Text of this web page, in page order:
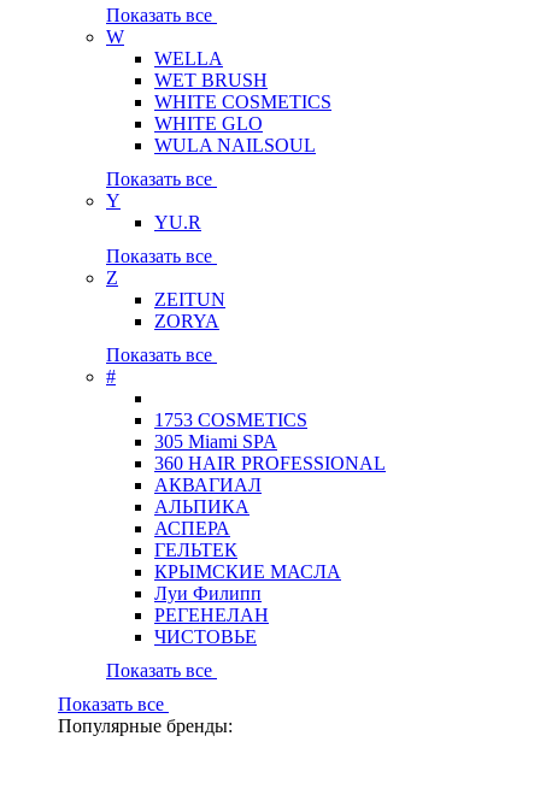
Показать все
W
WELLA
WET BRUSH
WHITE COSMETICS
WHITE GLO
WULA NAILSOUL
Показать все
Y
YU.R
Показать все
Z
ZEITUN
ZORYA
Показать все
#
1753 COSMETICS
305 Miami SPA
360 HAIR PROFESSIONAL
АКВАГИАЛ
АЛЬПИКА
АСПЕРА
ГЕЛЬТЕК
КРЫМСКИЕ МАСЛА
Луи Филипп
РЕГЕНЕЛАН
ЧИСТОВЬЕ
Показать все
Показать все
Популярные бренды: